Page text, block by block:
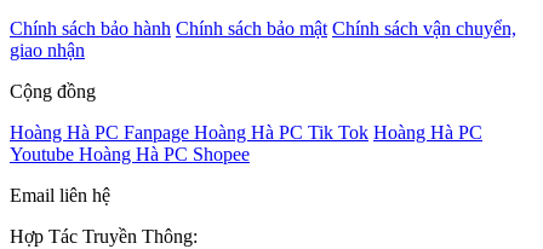
Chính sách bảo hành Chính sách bảo mật Chính sách vận chuyển,
giao nhận
Cộng đồng
Hoàng Hà PC Fanpage Hoàng Hà PC Tik Tok Hoàng Hà PC
Youtube Hoàng Hà PC Shopee
Email liên hệ
Hợp Tác Truyền Thông: